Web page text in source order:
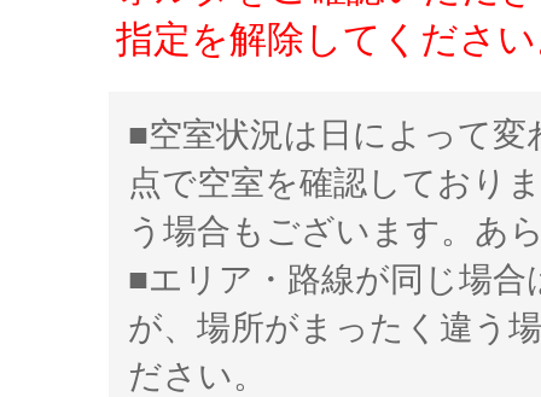
指定を解除してくださ
■空室状況は日によって
点で空室を確認しており
う場合もございます。あ
■エリア・路線が同じ場
が、場所がまったく違う
ださい。